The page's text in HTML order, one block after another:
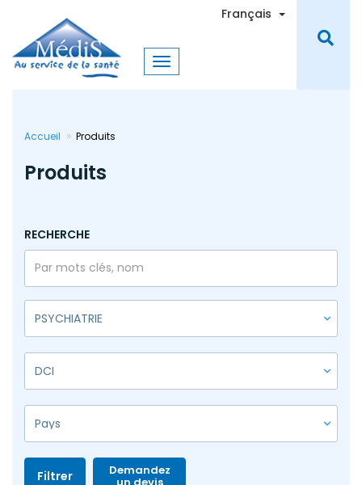
contenu
principal
Français Toggle
Accueil Produits
Produits
RECHERCHE
Filtrer Demandez
un devis